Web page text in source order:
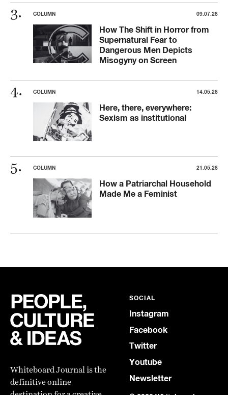
COLUMN 09.07.26
How The Shift in Horror from
Supernatural Fear to
Dangerous Men Depicts
Misogyny on Screen
COLUMN 14.05.26
Here, there, everywhere:
Sexism as institutional
COLUMN 21.05.26
How a Patriarchal Household
Made Me a Feminist
Whiteboard Journal is the
definitive online
SOCIAL
Instagram
Facebook
Twitter
Youtube
Newsletter